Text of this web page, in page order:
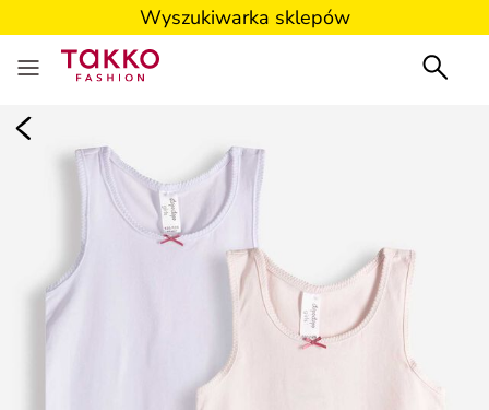
Wyszukiwarka sklepów